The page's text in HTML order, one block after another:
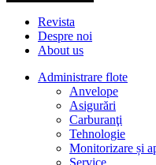
Revista
Despre noi
About us
Administrare flote
Anvelope
Asigurări
Carburanţi
Tehnologie
Monitorizare și
Service